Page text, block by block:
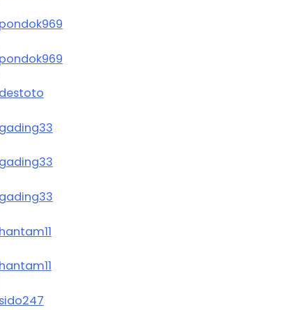
pondok969
destoto
gading33
gading33
gading33
hantam11
hantam11
sido247